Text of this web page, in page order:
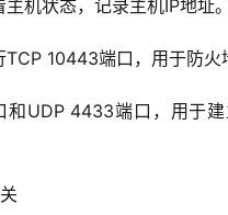
机状态，记录主机IP地址
TCP 10443端口，用于防火
UDP 4433端口，用于